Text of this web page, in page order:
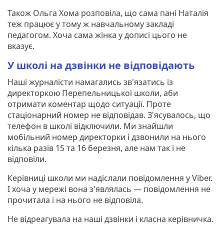
Також Ольга Хома розповіла, що сама пані Наталія
теж працює у тому ж навчальному закладі
педагогом. Хоча сама жінка у дописі цього не
вказує.
У школі на дзвінки не відповідають
Наші журналісти намагались зв'язатись із
директоркою Перепельницької школи, аби
отримати коментар щодо ситуації. Проте
стаціонарний номер не відповідав. З'ясувалось, що
телефон в школі відключили. Ми знайшли
мобільний номер директорки і дзвонили на нього
кілька разів 15 та 16 березня, але нам так і не
відповіли.
Керівниці школи ми надіслали повідомлення у Viber.
І хоча у мережі вона з'являлась — повідомлення не
прочитала і на нього не відповіла.
Не відреагувала на наші дзвінки і класна керівничка.